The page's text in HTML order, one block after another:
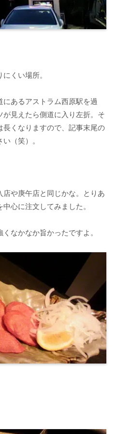
くい場所。
あるアストラム西原駅を過
が見えたら側道に入り左折。そ
長くなりますので、記事末尾の
（笑）。
店や庚午店と同じかな。とりあ
心に注文してみました。
なかなか旨かったですよ。